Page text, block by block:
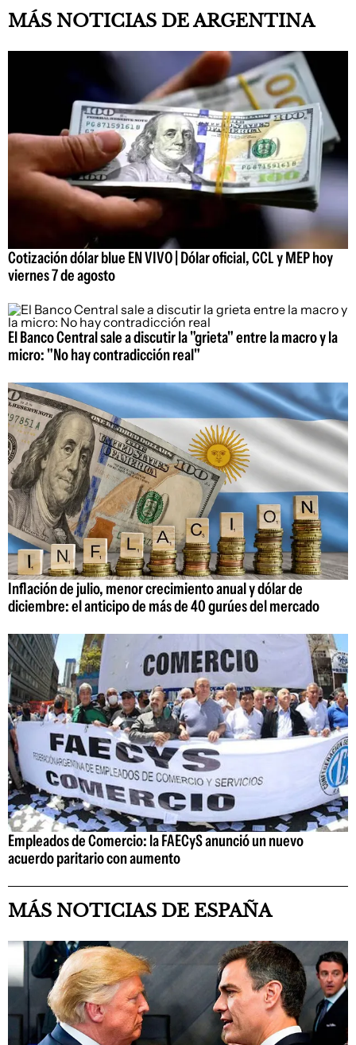
MÁS NOTICIAS DE ARGENTINA
Cotización dólar blue EN VIVO | Dólar oficial, CCL y MEP hoy
viernes 7 de agosto
El Banco Central sale a discutir la "grieta" entre la macro y la
micro: "No hay contradicción real"
Inflación de julio, menor crecimiento anual y dólar de
diciembre: el anticipo de más de 40 gurúes del mercado
Empleados de Comercio: la FAECyS anunció un nuevo
acuerdo paritario con aumento
MÁS NOTICIAS DE ESPAÑA